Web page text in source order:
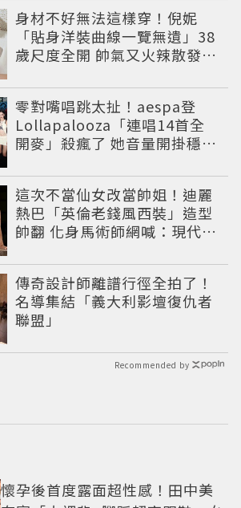
身材不好無法這樣穿！倪妮
「貼身洋裝曲線一覽無遺」38
歲尺度全開 帥氣又火辣散發獨
零對嘴唱跳太扯！aespa登
Lollapalooza「連唱14首全
開麥」殺瘋了 她音量開掛穩到
這次不當仙女改當帥姐！迪麗
熱巴「英倫老錢風西裝」造型
帥翻 化身馬術師網喊：現代版
傳奇設計師離譜行徑全拍了！
名導集結「義大利影壇復仇者
聯盟」
Recommended by
懷孕後首度露面超性感！田中美